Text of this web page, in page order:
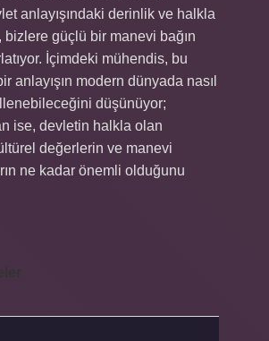
anlayışındaki derinlik ve halkla
güçlü bir manevi bağın
İçimdeki mühendis, bu
anlayışın modern dünyada nasıl
düşünüyor;
ise, devletin halkla olan
değerlerin ve manevi
ne kadar önemli olduğunu